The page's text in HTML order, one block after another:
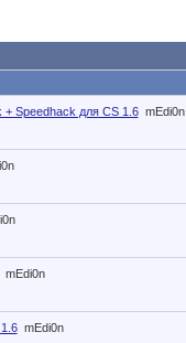
+ Speedhack для CS 1.6 mEdi0n
mEdi0n
mEdi0n